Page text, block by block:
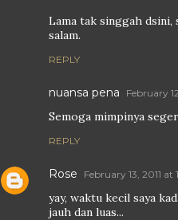
Lama tak singgah dsini,
salam.
REPLY
nuansa pena February
Semoga mimpinya
REPLY
Rose February 13, 2011 at
yay, waktu kecil saya
jauh dan luas...